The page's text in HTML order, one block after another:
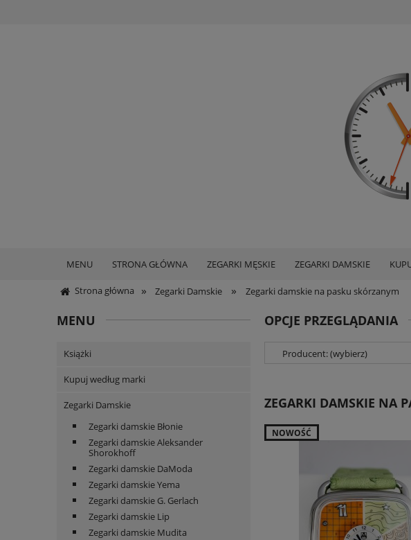
MENU STRONA GŁÓWNA ZEGARKI MĘSKIE ZEGARKI DAMSKIE
Strona główna » Zegarki Damskie » Zegarki damskie na pasku skórzanym
MENU
Książki
Kupuj według marki
Zegarki Damskie
Zegarki damskie Błonie
Zegarki damskie Aleksander
Shorokhoff
Zegarki damskie DaModa
Zegarki damskie Yema
Zegarki damskie G. Gerlach
Zegarki damskie Lip
Zegarki damskie Mudita
OPCJE PRZEGLĄDANIA
Producent: (wybierz)
ZEGARKI DAMSKIE NA
NOWOŚĆ